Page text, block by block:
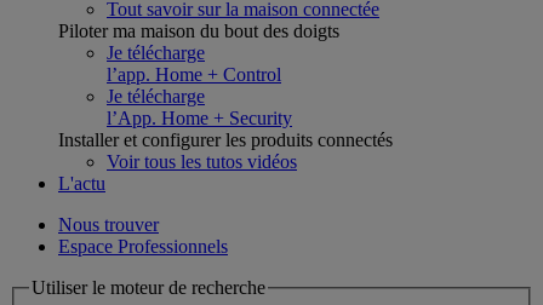
Tout savoir sur la maison connectée
Piloter ma maison du bout des doigts
Je télécharge
l’app. Home + Control
Je télécharge
l’App. Home + Security
Installer et configurer les produits connectés
Voir tous les tutos vidéos
L'actu
Nous trouver
Espace Professionnels
Utiliser le moteur de recherche